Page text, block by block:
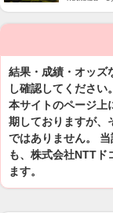
結果・成績・オッズ
し確認してください。
本サイトのページ上
期しておりますが、
ではありません。
も、株式会社NTTド
ます。